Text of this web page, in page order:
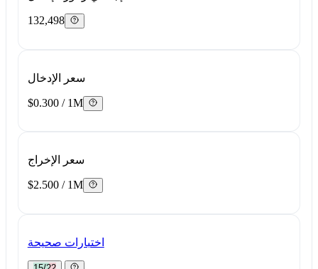
132,498
سعر الإدخال
$0.300 / 1M
سعر الإخراج
$2.500 / 1M
اختبارات صحيحة